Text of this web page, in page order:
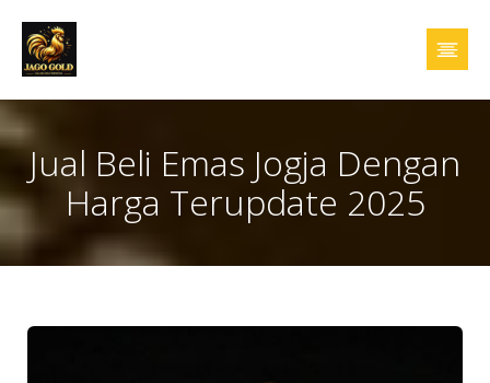
Jual Beli Emas Jogja Dengan
Harga Terupdate 2025